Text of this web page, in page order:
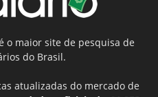
o maior site de pesquisa de
do Brasil.
atualizadas do mercado de